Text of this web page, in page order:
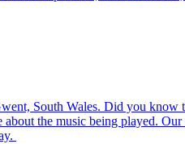
South Wales. Did you know
the music being played.